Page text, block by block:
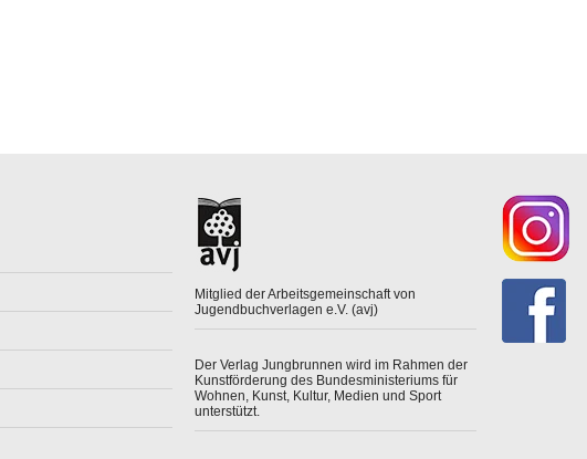
Mitglied der Arbeitsgemeinschaft von
Jugendbuchverlagen e.V. (avj)
Der Verlag Jungbrunnen wird im Rahmen der
Kunstförderung des Bundesministeriums für
Wohnen, Kunst, Kultur, Medien und Sport
unterstützt.